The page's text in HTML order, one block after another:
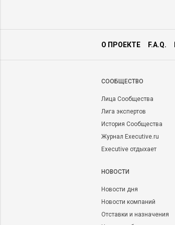
О ПРОЕКТЕ F.A.Q.
CООБЩЕСТВО
Лица Сообщества
Лига экспертов
История Сообщества
Журнал Executive.ru
Executive отдыхает
НОВОСТИ
Новости дня
Новости компаний
Отставки и назначения